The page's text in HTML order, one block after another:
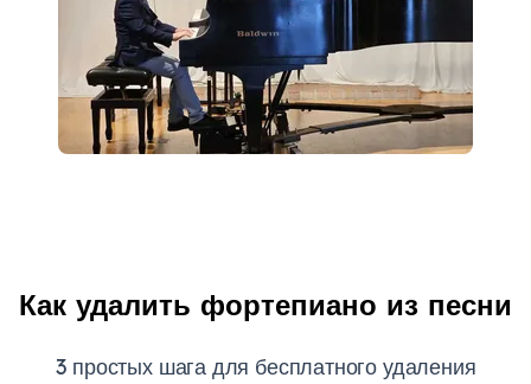
Как удалить фортепиано из песни
3 простых шага для бесплатного удаления